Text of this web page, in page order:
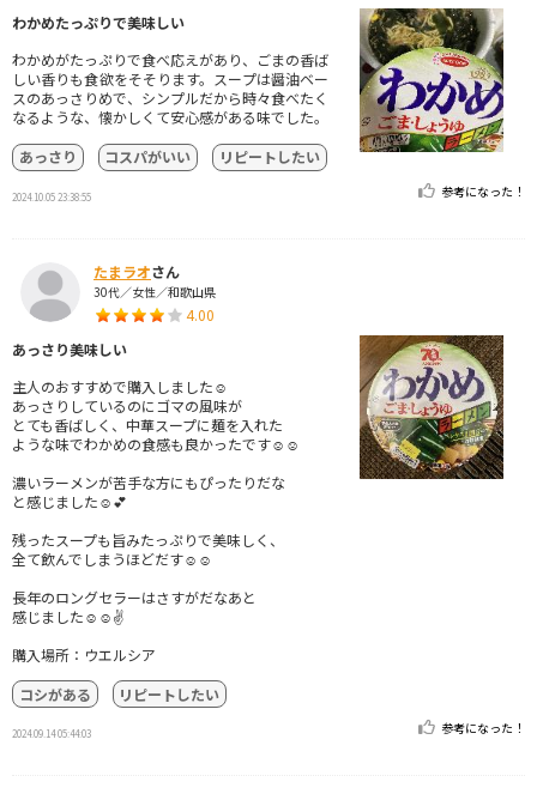
わかめたっぷりで美味しい
わかめがたっぷりで食べ応えがあり、ごまの香ば
しい香りも食欲をそそります。スープは醤油ベー
スのあっさりめで、シンプルだから時々食べたく
なるような、懐かしくて安心感がある味でした。
あっさり
コスパがいい リピートしたい
2024.10.05 23:38:55 参考になった！
たまラオさん
30代／女性／和歌山県
4.00
あっさり美味しい
主人のおすすめで購入しました☺️
あっさりしているのにゴマの風味が
とても香ばしく、中華スープに麺を入れた
ような味でわかめの食感も良かったです☺️☺️
濃いラーメンが苦手な方にもぴったりだな
と感じました☺️💕
残ったスープも旨みたっぷりで美味しく、
全て飲んでしまうほどだす☺️☺️
長年のロングセラーはさすがだなあと
感じました☺️☺️✌️
購入場所：ウエルシア
コシがある
リピートしたい
2024.09.14 05:44:03 参考になった！